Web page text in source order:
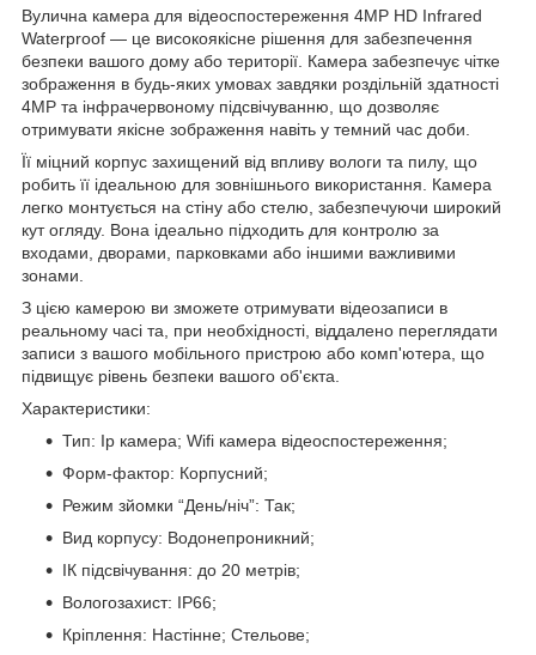
Вулична камера для відеоспостереження 4MP HD Infrared
Waterproof — це високоякісне рішення для забезпечення
безпеки вашого дому або території. Камера забезпечує чітке
зображення в будь-яких умовах завдяки роздільній здатності
4MP та інфрачервоному підсвічуванню, що дозволяє
отримувати якісне зображення навіть у темний час доби.
Її міцний корпус захищений від впливу вологи та пилу, що
робить її ідеальною для зовнішнього використання. Камера
легко монтується на стіну або стелю, забезпечуючи широкий
кут огляду. Вона ідеально підходить для контролю за
входами, дворами, парковками або іншими важливими
зонами.
З цією камерою ви зможете отримувати відеозаписи в
реальному часі та, при необхідності, віддалено переглядати
записи з вашого мобільного пристрою або комп'ютера, що
підвищує рівень безпеки вашого об'єкта.
Характеристики:
Тип: Іp камера; Wifi камера відеоспостереження;
Форм-фактор: Корпусний;
Режим зйомки “День/ніч”: Так;
Вид корпусу: Водонепроникний;
ІК підсвічування: до 20 метрів;
Вологозахист: IP66;
Кріплення: Настінне; Стельове;